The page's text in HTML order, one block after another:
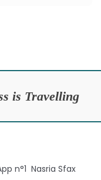
is Travelling
n°1 Nasria Sfax